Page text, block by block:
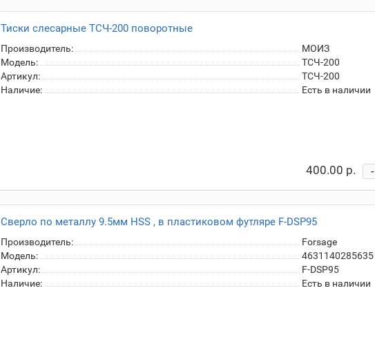
Тиски сле­сар­ные ТСЧ-200 по­во­рот­ные
Производитель:
МОИЗ
Модель:
ТСЧ-200
Артикул:
ТСЧ-200
Наличие:
Есть в наличии
400.00 р. -
Сверло по металлу 9.5мм HSS , в пластиковом футляре F-DSP95
Производитель:
Forsage
Модель:
4631140285635
Артикул:
F-DSP95
Наличие:
Есть в наличии